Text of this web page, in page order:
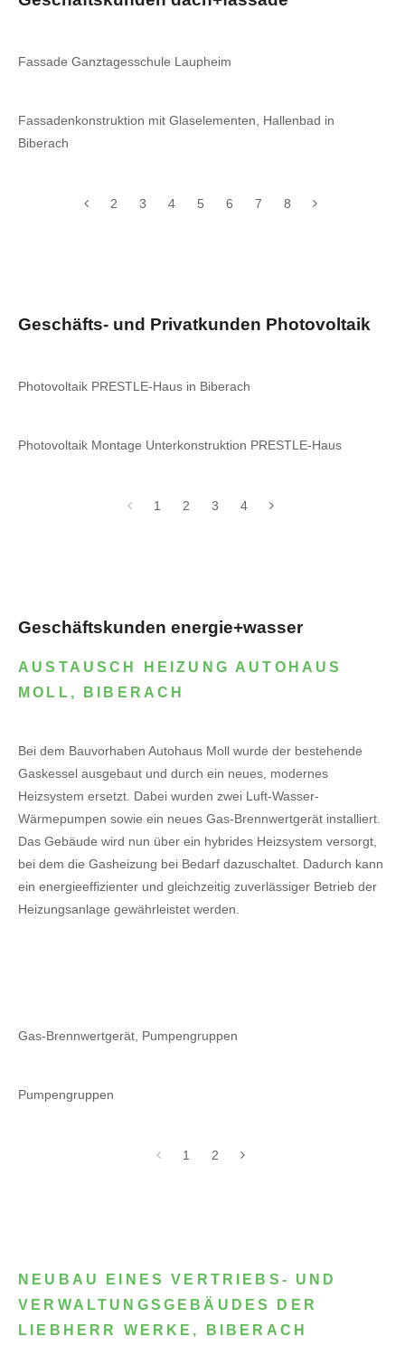
Fassade Ganztagesschule Laupheim
Fassadenkonstruktion mit Glaselementen, Hallenbad in
Biberach
2 3 4 5 6 7 8
Geschäfts- und Privatkunden Photovoltaik
Photovoltaik PRESTLE-Haus in Biberach
Photovoltaik Montage Unterkonstruktion PRESTLE-Haus
1 2 3 4
Geschäftskunden energie+wasser
AUSTAUSCH HEIZUNG AUTOHAUS
MOLL, BIBERACH
Bei dem Bauvorhaben Autohaus Moll wurde der bestehende
Gaskessel ausgebaut und durch ein neues, modernes
Heizsystem ersetzt. Dabei wurden zwei Luft-Wasser-
Wärmepumpen sowie ein neues Gas-Brennwertgerät installiert.
Das Gebäude wird nun über ein hybrides Heizsystem versorgt,
bei dem die Gasheizung bei Bedarf dazuschaltet. Dadurch kann
ein energieeffizienter und gleichzeitig zuverlässiger Betrieb der
Heizungsanlage gewährleistet werden.
Gas-Brennwertgerät, Pumpengruppen
Pumpengruppen
1 2
NEUBAU EINES VERTRIEBS- UND
VERWALTUNGSGEBÄUDES DER
LIEBHERR WERKE, BIBERACH